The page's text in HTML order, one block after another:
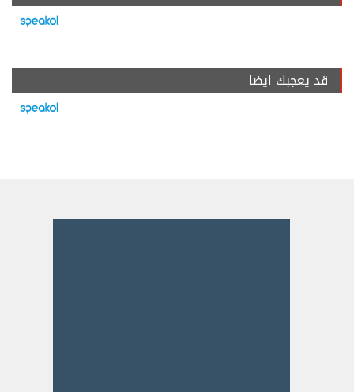
قد يعجبك ايضا